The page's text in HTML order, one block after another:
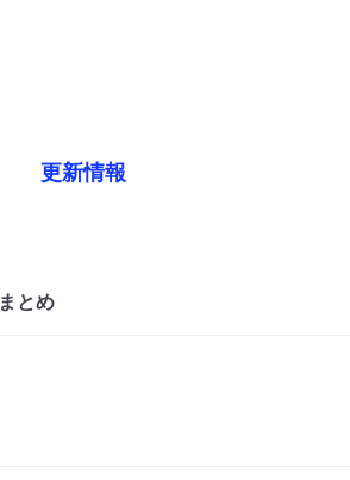
更新情報
とめ